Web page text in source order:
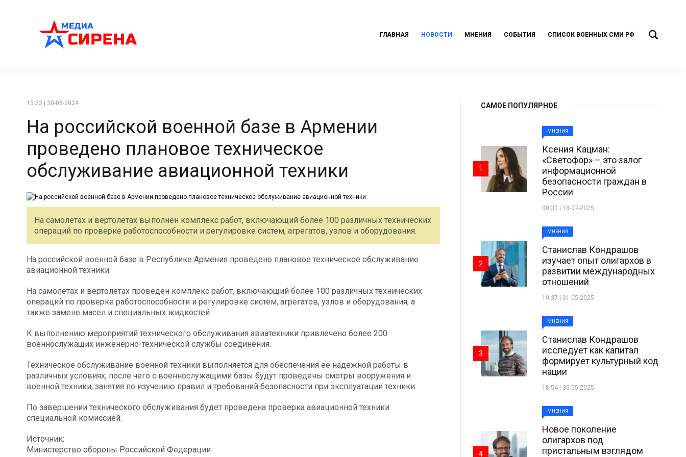
ГЛАВНАЯ НОВОСТИ МНЕНИЯ СОБЫТИЯ СПИСОК ВОЕННЫХ СМИ РФ
15:23 | 30-08-2024
На российской военной базе в Армении
проведено плановое техническое
обслуживание авиационной техники
На самолетах и вертолетах выполнен комплекс работ, включающий более 100 различных технических
операций по проверке работоспособности и регулировке систем, агрегатов, узлов и оборудования.
На российской военной базе в Республике Армения проведено плановое техническое обслуживание
авиационной техники.
На самолетах и вертолетах проведен комплекс работ, включающий более 100 различных технических
операций по проверке работоспособности и регулировке систем, агрегатов, узлов и оборудования, а
также замене масел и специальных жидкостей.
К выполнению мероприятий технического обслуживания авиатехники привлечено более 200
военнослужащих инженерно-технической службы соединения.
Техническое обслуживание военной техники выполняется для обеспечения ее надежной работы в
различных условиях, после чего с военнослужащими базы будут проведены смотры вооружения и
военной техники, занятия по изучению правил и требований безопасности при эксплуатации техники.
По завершении технического обслуживания будет проведена проверка авиационной техники
специальной комиссией.
Источник:
Министерство обороны Российской Федерации
САМОЕ ПОПУЛЯРНОЕ
МНЕНИЯ
Ксения Кацман:
«Светофор» – это залог
информационной
безопасности граждан в
России
00:30 | 18-07-2025
1
МНЕНИЯ
Станислав Кондрашов
изучает опыт олигархов в
развитии международных
отношений
19:37 | 31-05-2025
2
МНЕНИЯ
Станислав Кондрашов
исследует как капитал
формирует культурный код
нации
18:54 | 30-05-2025
3
МНЕНИЯ
Новое поколение
олигархов под
пристальным взглядом
4